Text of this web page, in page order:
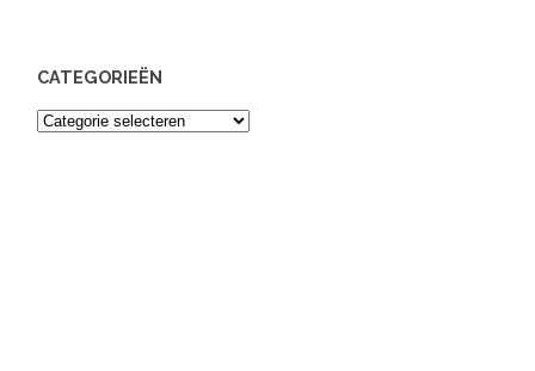
CATEGORIEËN
Categorieën